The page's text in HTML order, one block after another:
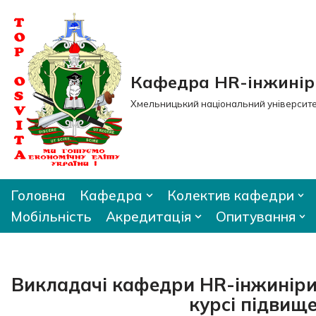
Перейти
до
вмісту
Кафедра HR-
Хмельницький національний
Головна Кафедра
Колектив кафедри
Мобільність
Акредитація Опитування
Викладачі кафедри HR-
курсі